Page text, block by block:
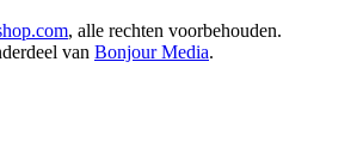
, alle rechten voorbehouden.
van Bonjour Media.